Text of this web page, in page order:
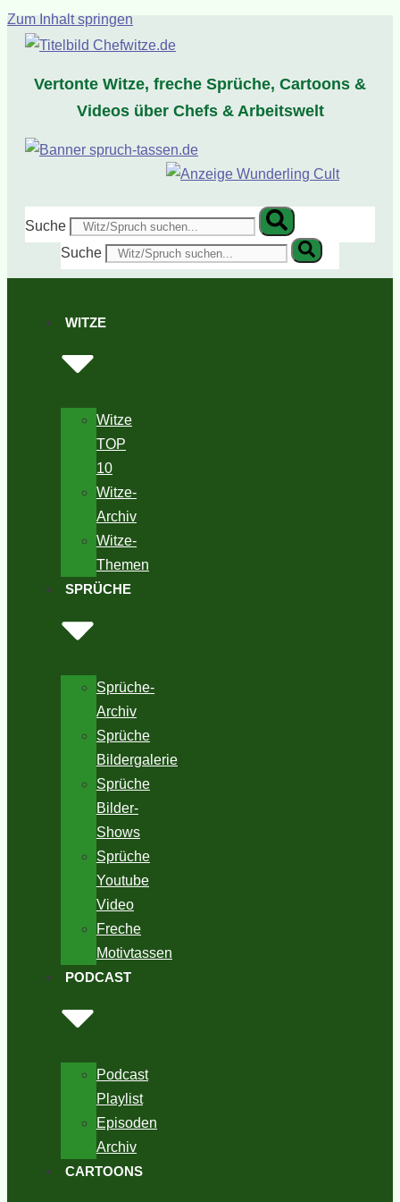
Zum Inhalt springen
Vertonte Witze, freche Sprüche, Cartoons &
Videos über Chefs & Arbeitswelt
Suche
Suche
WITZE
Witze
TOP
10
Witze-
Archiv
Witze-
Themen
SPRÜCHE
Sprüche-
Archiv
Sprüche
Bildergalerie
Sprüche
Bilder-
Shows
Sprüche
Youtube
Video
Freche
Motivtassen
PODCAST
Podcast
Playlist
Episoden
Archiv
CARTOONS